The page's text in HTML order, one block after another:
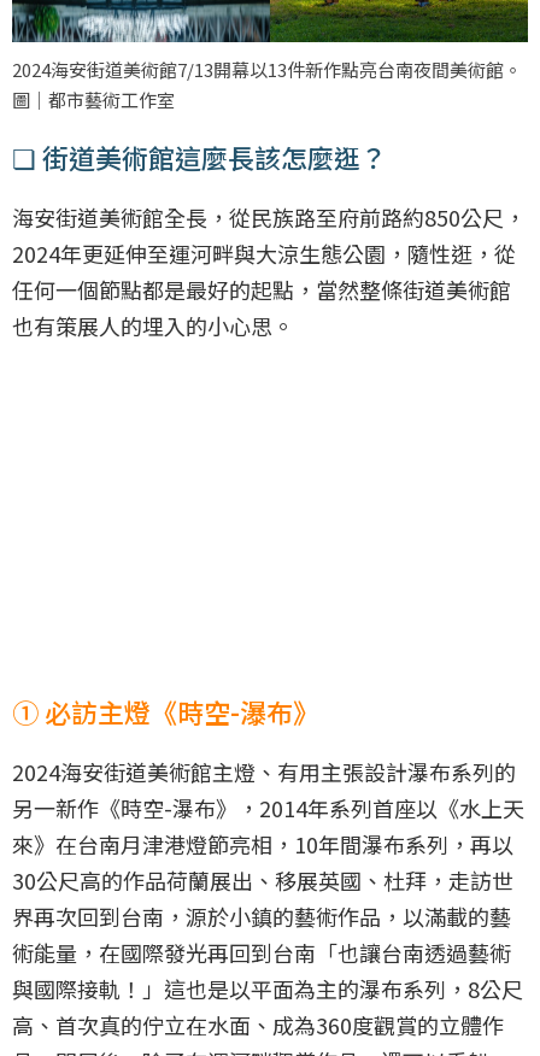
2024海安街道美術館7/13開幕以13件新作點亮台南夜間美術館。
圖｜都市藝術工作室
❏ 街道美術館這麼長該怎麼逛？
海安街道美術館全長，從民族路至府前路約850公尺，
2024年更延伸至運河畔與大涼生態公園，隨性逛，從
任何一個節點都是最好的起點，當然整條街道美術館
也有策展人的埋入的小心思。
① 必訪主燈《時空-瀑布》
2024海安街道美術館主燈、有用主張設計瀑布系列的
另一新作《時空-瀑布》，2014年系列首座以《水上天
來》在台南月津港燈節亮相，10年間瀑布系列，再以
30公尺高的作品荷蘭展出、移展英國、杜拜，走訪世
界再次回到台南，源於小鎮的藝術作品，以滿載的藝
術能量，在國際發光再回到台南「也讓台南透過藝術
與國際接軌！」這也是以平面為主的瀑布系列，8公尺
高、首次真的佇立在水面、成為360度觀賞的立體作